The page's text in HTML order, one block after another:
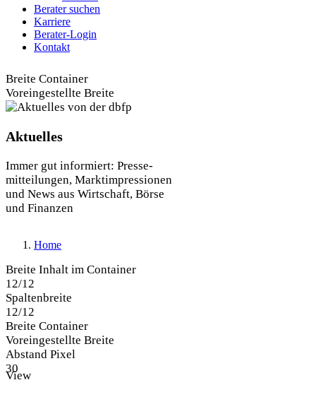
Berater suchen
Karriere
Berater-Login
Kontakt
Breite Container
Voreingestellte Breite
Bild
Aktuelles
Immer gut informiert: Presse-
mitteilungen, Marktimpressionen
und News aus Wirtschaft, Börse
und Finanzen
Home
Breite Inhalt im Container
12/12
Spaltenbreite
12/12
Breite Container
Voreingestellte Breite
Abstand Pixel
30
View